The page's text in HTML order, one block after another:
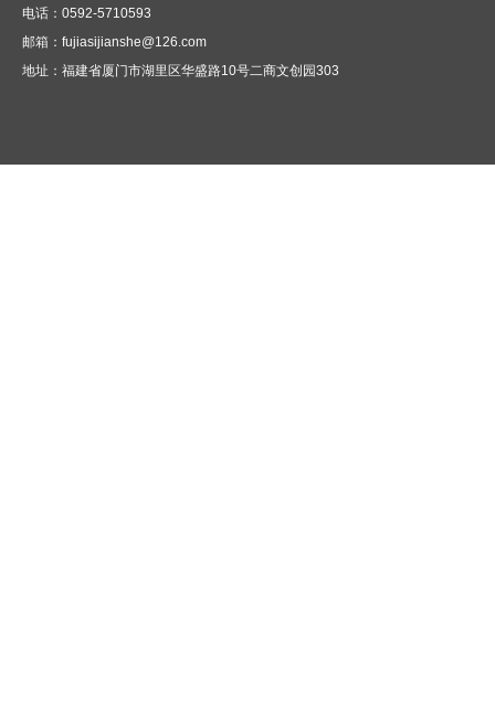
电话：0592-5710593
邮箱：fujiasijianshe@126.com
地址： 福建省厦门市湖里区华盛路10号二商文创园303